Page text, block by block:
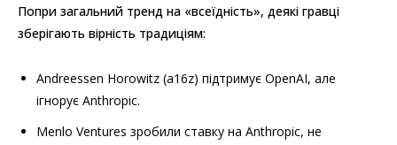
Попри загальний тренд на «всеїдність», деякі гравці
зберігають вірність традиціям:
Andreessen Horowitz (a16z) підтримує OpenAI, але
ігнорує Anthropic.
Menlo Ventures зробили ставку на Anthropic, не